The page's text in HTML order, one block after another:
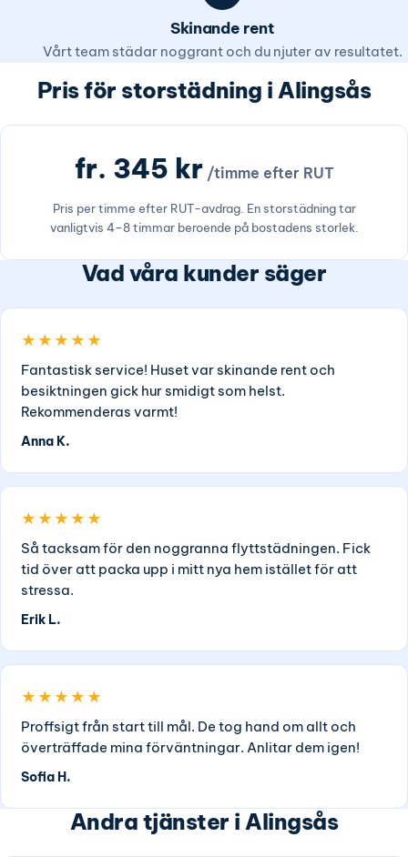
Skinande rent
Vårt team städar noggrant och du njuter av resultatet.
Pris för storstädning i Alingsås
fr. 345 kr /timme efter RUT
Pris per timme efter RUT-avdrag. En storstädning tar
vanligtvis 4–8 timmar beroende på bostadens storlek.
Vad våra kunder säger
★★★★★
Fantastisk service! Huset var skinande rent och
besiktningen gick hur smidigt som helst.
Rekommenderas varmt!
Anna K.
★★★★★
Så tacksam för den noggranna flyttstädningen. Fick
tid över att packa upp i mitt nya hem istället för att
stressa.
Erik L.
★★★★★
Proffsigt från start till mål. De tog hand om allt och
överträffade mina förväntningar. Anlitar dem igen!
Sofia H.
Andra tjänster i Alingsås